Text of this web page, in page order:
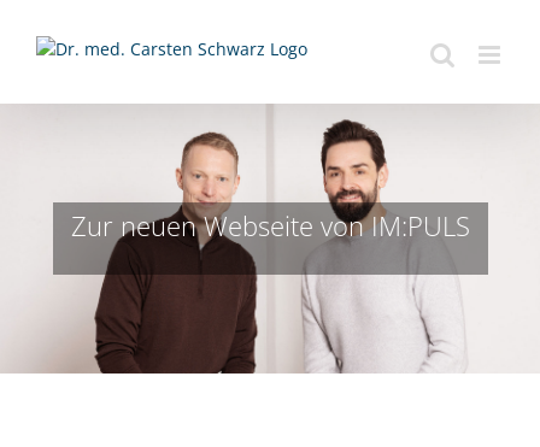
Inhalt
Zur neuen Webseite von IM:PULS